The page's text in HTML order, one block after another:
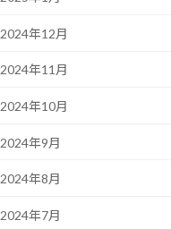
2024年12月
2024年11月
2024年10月
2024年9月
2024年8月
2024年7月